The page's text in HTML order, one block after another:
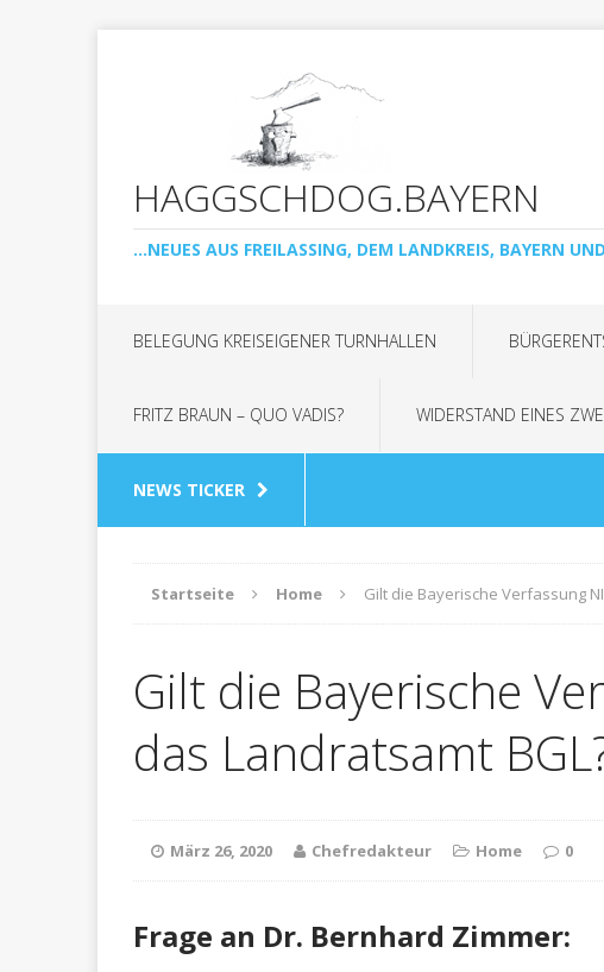
HAGGSCHDOG.BAYERN
...NEUES AUS FREILASSING, DEM LANDKREIS, BAYERN
BELEGUNG KREISEIGENER TURNHALLEN
FRITZ BRAUN – QUO VADIS? WIDERSTAND EINES
NEWS TICKER
Startseite Home Gilt die Bayerische Verfassung
Gilt die Bayerische
das Landratsamt
März 26, 2020 Chefredakteur Home 0
Frage an Dr. Bernhard Zimmer: